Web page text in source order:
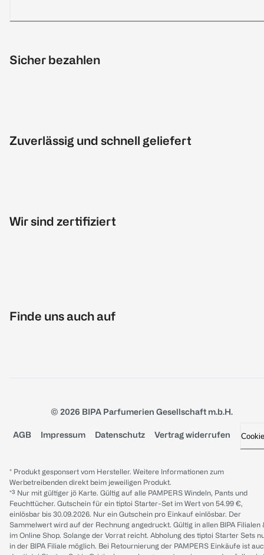
Sicher bezahlen
Zuverlässig und schnell geliefert
Wir sind zertifiziert
Finde uns auch auf
© 2026 BIPA Parfumerien Gesellschaft m.b.H.
AGB Impressum Datenschutz Vertrag widerrufen
* Produkt gesponsert vom Hersteller. Weitere Informationen zum
Werbetreibenden direkt beim jeweiligen Produkt.
*³ Nur mit gültiger jö Karte. Gültig auf alle PAMPERS Windeln, Pants und
Feuchttücher. Gutschein für ein tiptoi Starter-Set im Wert von 54.99 €,
einlösbar bis 30.09.2026. Nur ein Gutschein pro Einkauf einlösbar. Der
Sammelwert wird auf der Rechnung angedruckt. Gültig in allen BIPA Filialen
im Online Shop. Solange der Vorrat reicht. Abholung des tiptoi Starter Sets
in der BIPA Filiale möglich. Bei Retournierung der PAMPERS Einkäufe ist